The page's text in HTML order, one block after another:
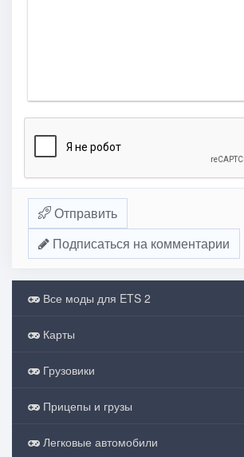
Отправить
Подписаться на комментарии
Все моды для ETS 2
Карты
Грузовики
Прицепы и грузы
Легковые автомобили